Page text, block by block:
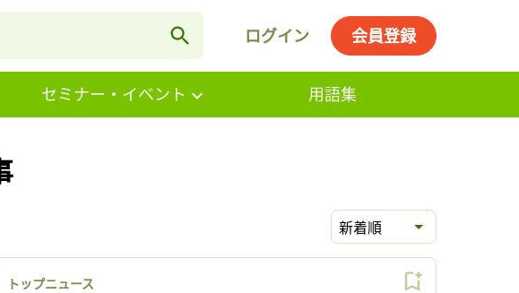
ログイン 会員登録
セミナー・イベント 用語集
新着順
トップニュース